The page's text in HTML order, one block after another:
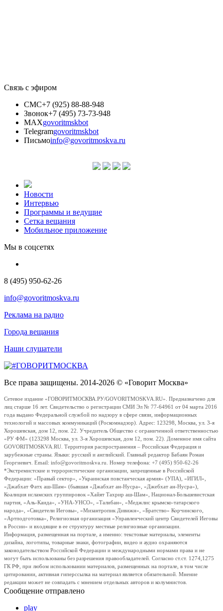
Связь с эфиром
СМС+7 (925) 88-88-948
Звонок+7 (495) 73-73-948
MAXgovoritmskbot
Telegramgovoritmskbot
Письмоinfo@govoritmoskva.ru
Новости
Интервью
Программы и ведущие
Сетка вещания
Мобильное приложение
Мы в соцсетях
8 (495) 950-62-26
info@govoritmoskva.ru
Реклама на радио
Города вещания
Наши слушатели
Все права защищены. 2014-2026 © «Говорит Москва»
Сетевое издание «ГОВОРИТМОСКВА.РУ/GOVORITMOSKVA.RU». Предназначено для
лиц старше 16 лет. Свидетельство о регистрации СМИ Эл № 77-64961 от 04 марта 2016
года выдано Федеральной службой по надзору в сфере связи, информационных
технологий и массовых коммуникаций (Роскомнадзор). Адрес: 123298, Москва, ул. 3-я
Хорошевская, дом 12, пом. 22. Учредитель Общество с ограниченной ответственностью
«РУ ФМ» (123298 Москва, ул. 3-я Хорошевская, дом 12, пом. 22). Доменное имя сайта
GOVORITMOSKVA.RU. Территория распространения – Российская Федерация и
зарубежные страны. Языки: русский и английский. Главный редактор Бабаян Роман
Георгиевич. Email: info@govoritmoskva.ru. Номер телефона: +7 (495) 950-62-26
*Экстремистские и террористические организации, запрещенные в Российской
Федерации: «Правый сектор», «Украинская повстанческая армия» (УПА), «ИГИЛ»,
«Джабхат Фатх аш-Шам» (бывшая «Джабхат ан-Нусра», «Джебхат ан-Нусра»),
Коалиция исламских группировок «Хайят Тахрир аш-Шам», Национал-Большевистская
партия, «Аль-Каида», «УНА-УНСО», «Талибан», «Меджлис крымско-татарского
народа», «Свидетели Иеговы», «Мизантропик Дивижн», «Братство» Корчинского,
«Артподготовка», Религиозная организация «Управленческий центр Свидетелей Иеговы
в России» и входящие в ее структуру местные религиозные организации.
Информация, размещенная на портале, а именно: текстовые материалы, элементы
дизайна, логотипы, товарные знаки, фотографии, видео и аудио охраняются
законодательством Российской Федерации и международными нормами права и не
могут быть использованы без разрешения правообладателей. Согласно ст.ст. 1274,1275
ГК РФ, при любом использовании материалов, размещенных на портале, в том числе
цитировании, активная гиперссылка на материал является обязательной. Мнение
редакции может не совпадать с мнением отдельных авторов и колумнистов.
Сообщение отправлено
play